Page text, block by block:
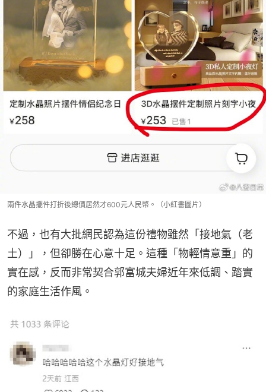
兩件水晶擺件打折後總價居然才600元人民幣。（小紅書圖片）
不過，也有大批網民認為這份禮物雖然「接地氣（老
土）」，但卻勝在心意十足。這種「物輕情意重」的
實在感，反而非常契合郭富城夫婦近年來低調、踏實
的家庭生活作風。